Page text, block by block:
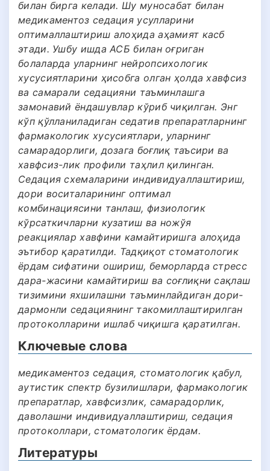
билан бирга келади. Шу муносабат билан
медикаментоз седация усулларини
оптималлаштириш алоҳида аҳамият касб
этади. Ушбу ишда АСБ билан оғриган
болаларда уларнинг нейропсихологик
хусусиятларини ҳисобга олган ҳолда хавфсиз
ва самарали седацияни таъминлашга
замонавий ёндашувлар кўриб чиқилган. Энг
кўп қўлланиладиган седатив препаратларнинг
фармакологик хусусиятлари, уларнинг
самарадорлиги, дозага боғлиқ таъсири ва
хавфсиз-лик профили таҳлил қилинган.
Седация схемаларини индивидуаллаштириш,
дори воситаларининг оптимал
комбинациясини танлаш, физиологик
кўрсаткичларни кузатиш ва ножўя
реакциялар хавфини камайтиришга алоҳида
эътибор қаратилди. Тадқиқот стоматологик
ёрдам сифатини ошириш, беморларда стресс
дара-жасини камайтириш ва соғлиқни сақлаш
тизимини яхшилашни таъминлайдиган дори-
дармонли седациянинг такомиллаштирилган
протоколларини ишлаб чиқишга қаратилган.
Ключевые слова
медикаментоз седация, стоматологик қабул,
аутистик спектр бузилишлари, фармакологик
препаратлар, хавфсизлик, самарадорлик,
даволашни индивидуаллаштириш, седация
протоколлари, стоматологик ёрдам.
Литературы